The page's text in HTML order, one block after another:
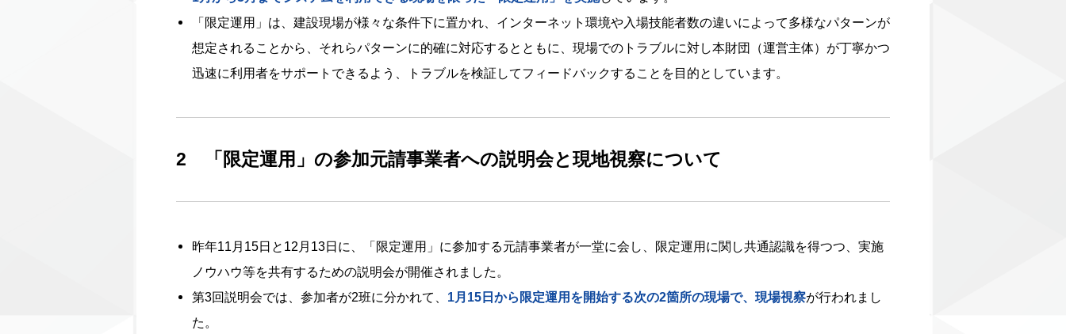
「限定運用」は、建設現場が様々な条件下に置かれ、インターネット環境や入場技能者数の違いによって多様なパターンが
想定されることから、それらパターンに的確に対応するとともに、現場でのトラブルに対し本財団（運営主体）が丁寧かつ
迅速に利用者をサポートできるよう、トラブルを検証してフィードバックすることを目的としています。
2 「限定運用」の参加元請事業者への説明会と現地視察について
昨年11月15日と12月13日に、「限定運用」に参加する元請事業者が一堂に会し、限定運用に関し共通認識を得つつ、実施
ノウハウ等を共有するための説明会が開催されました。
第3回説明会では、参加者が2班に分かれて、 1月15日から限定運用を開始する次の2箇所の現場で、現場視察が行われまし
た。